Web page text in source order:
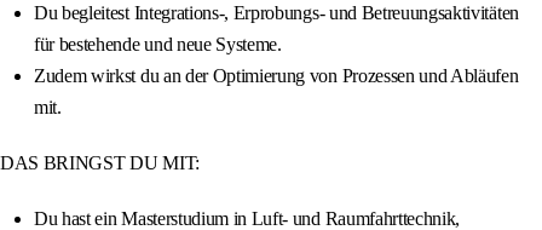
Du begleitest Integrations-, Erprobungs- und Betreuungsaktivitäten
für bestehende und neue Systeme.
Zudem wirkst du an der Optimierung von Prozessen und Abläufen
mit.
DAS BRINGST DU MIT:
Du hast ein Masterstudium in Luft- und Raumfahrttechnik,